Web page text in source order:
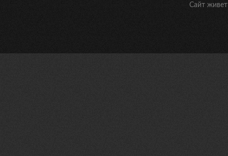
Сайт живет